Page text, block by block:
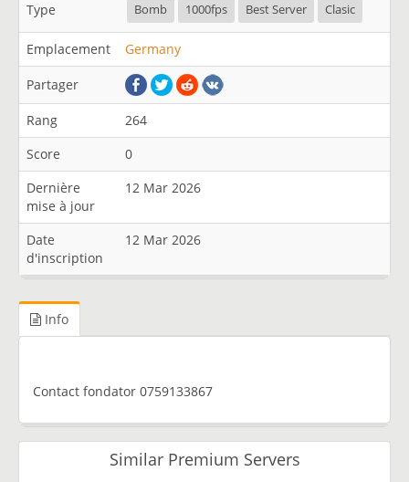
Type Bomb 1000fps Best Server Clasic
Emplacement Germany
Partager
Rang
264
Score
0
Dernière
mise à jour
12 Mar 2026
Date
d'inscription
12 Mar 2026
Info
Contact fondator 0759133867
Similar Premium Servers